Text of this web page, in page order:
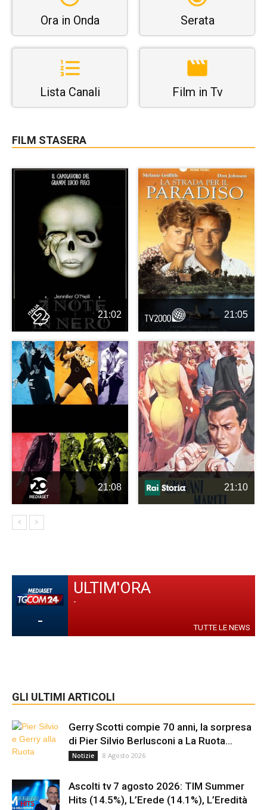
Ora in Onda Serata
Lista Canali Film in Tv
FILM STASERA
21:02 21:05
21:08 21:10
-
ULTIM'ORA
-
TUTTE LE NEWS
GLI ULTIMI ARTICOLI
Gerry Scotti compie 70 anni, la sorpresa
di Pier Silvio Berlusconi a La Ruota...
Notizie 8 Agosto 2026
Ascolti tv 7 agosto 2026: TIM Summer
Hits (14.5%), L’Erede (14.1%), L’Eredità